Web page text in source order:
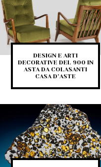
DESIGN E ARTI
DECORATIVE DEL 900 IN
ASTA DA COLASANTI
CASA D’ASTE